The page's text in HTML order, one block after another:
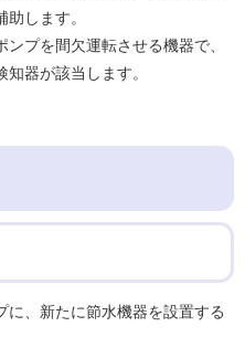
します。
プを間欠運転させる機器で、
器が該当します。
、新たに節水機器を設置する